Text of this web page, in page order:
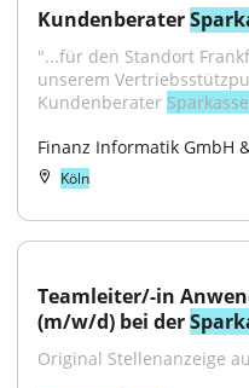
Kundenberater
"...für den Standort
unserem
Kundenberater
Finanz Informatik GmbH
Köln
Teamleiter/-in
(m/w/d) bei der
Original Stellenanzeige